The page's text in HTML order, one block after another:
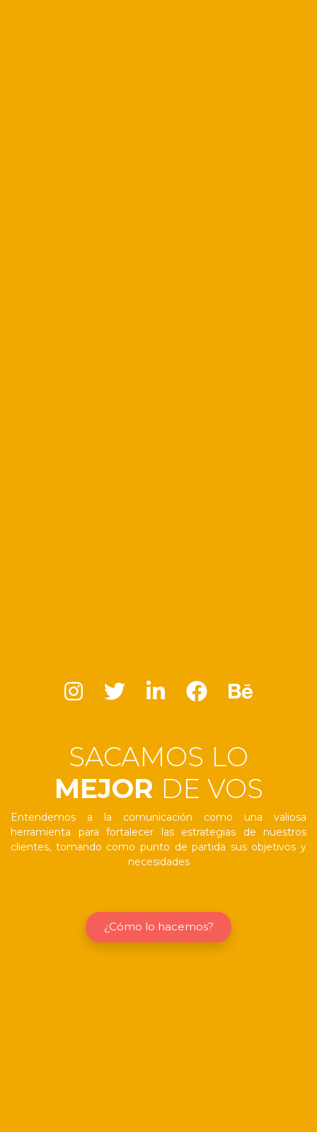
SACAMOS LO
MEJOR DE VOS
Entendemos a la comunicación como una valiosa
herramienta para fortalecer las estrategias de nuestros
clientes, tomando como punto de partida sus objetivos y
necesidades
¿Cómo lo hacemos?